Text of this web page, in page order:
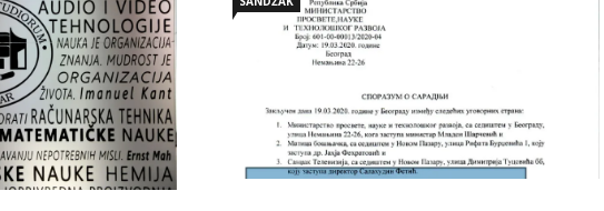
drugom roku mogu da se […]